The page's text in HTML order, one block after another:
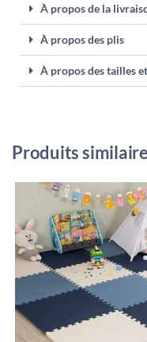
À propos de la
À propos des plis
À propos des tailles
Produits